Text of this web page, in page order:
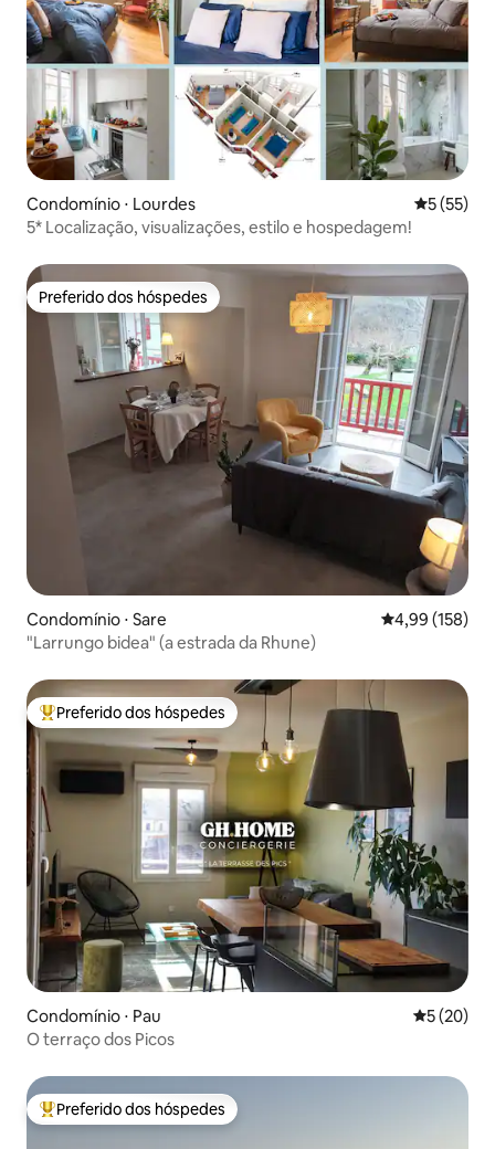
Condomínio ⋅ Lourdes 5 de uma
5 (55)
5* Localização, visualizações, estilo e hospedagem!
Preferido dos hóspedes
Preferido dos hóspedes
Condomínio ⋅ Sare 4,99 de uma
4,99 (158)
"Larrungo bidea" (a estrada da Rhune)
Entre os melhores preferidos dos hóspedes
Preferido dos hóspedes
Condomínio ⋅ Pau 5 de uma
5 (20)
O terraço dos Picos
Entre os melhores preferidos dos hóspedes
Preferido dos hóspedes